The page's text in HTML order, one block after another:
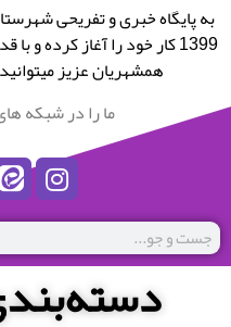
به پایگاه خبری و تفریحی
1399 کار خود را آغاز کرده
همشهریان عزیز
ما را در شبکه